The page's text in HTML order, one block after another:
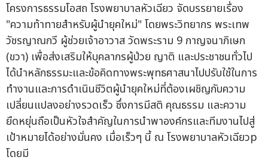
โครงการธรรมโอสถ โรงพยาบาลหัวเฉียว จัดบรรยายเรื่อง
"ความท้าทายสำหรับผู้นำยุคใหม่" โดยพระวิทยากร พระเทพ
วัชรญาณกวี ผู้ช่วยเจ้าอาวาส วัดพระราม 9 กาญจนาภิเษก
(ขวา) เพื่อส่งเสริมให้บุคลากรผู้ป่วย ญาติ และประชาชนทั่วไป
ได้นำหลักธรรมะและข้อคิดทางพระพุทธศาสนาไปปรับใช้ในการ
ทำงานและการดำเนินชีวิตผู้นำยุคใหม่ที่ต้องเผชิญกับความ
เปลี่ยนแปลงอย่างรวดเร็ว ซึ่งการมีสติ คุณธรรม และความ
ยืดหยุ่นถือเป็นหัวใจสำคัญในการนำพาองค์กรและทีมงานไปสู่
เป้าหมายได้อย่างมั่นคง เมื่อเร็วๆ นี้ ณ โรงพยาบาลหัวเฉียวp
โดยมี